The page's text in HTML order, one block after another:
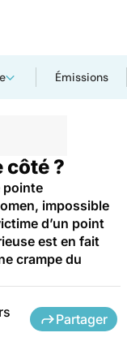
Émissions
côté ?
pointe
impossible
d’un point
est en fait
crampe du
Partager